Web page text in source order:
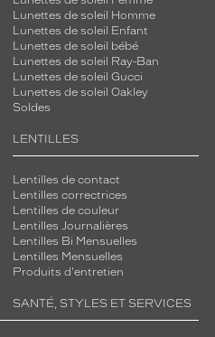
Lunettes de soleil Homme
Lunettes de soleil Enfant
Lunettes de soleil bébé
Lunettes de soleil Ray-Ban
Lunettes de soleil Gucci
Lunettes de soleil Oakley
Soldes
LENTILLES
Lentilles de contact
Lentilles correctrices
Lentilles de couleur
Lentilles Journalières
Lentilles Bi Mensuelles
Lentilles Mensuelles
Produits d'entretien
SANTÉ, STYLES ET SERVICES